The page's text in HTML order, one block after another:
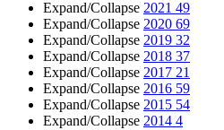
Expand/Collapse 2021 49
Expand/Collapse 2020 69
Expand/Collapse 2019 32
Expand/Collapse 2018 37
Expand/Collapse 2017 21
Expand/Collapse 2016 59
Expand/Collapse 2015 54
Expand/Collapse 2014 4